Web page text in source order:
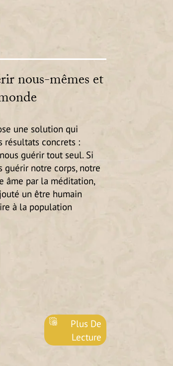
nous-mêmes et
une solution qui
résultats concrets :
guérir tout seul. Si
guérir notre corps, notre
âme par la méditation,
un être humain
à la population
Plus De
Lecture